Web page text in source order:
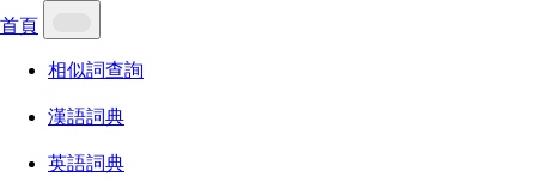
首頁
相似詞查詢
漢語詞典
英語詞典